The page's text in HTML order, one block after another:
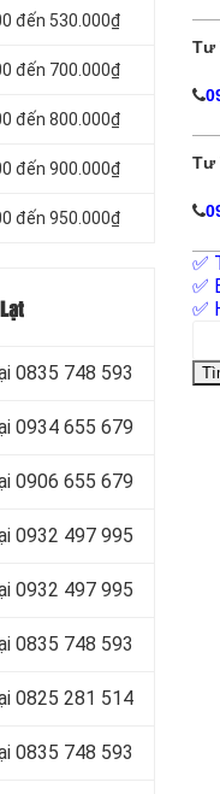
đến 530.000₫
đến 700.000₫
đến 800.000₫
đến 900.000₫
đến 950.000₫
0835 748 593
0934 655 679
0906 655 679
0932 497 995
0932 497 995
0835 748 593
0825 281 514
0835 748 593
Tư
Tư
✅
✅
✅